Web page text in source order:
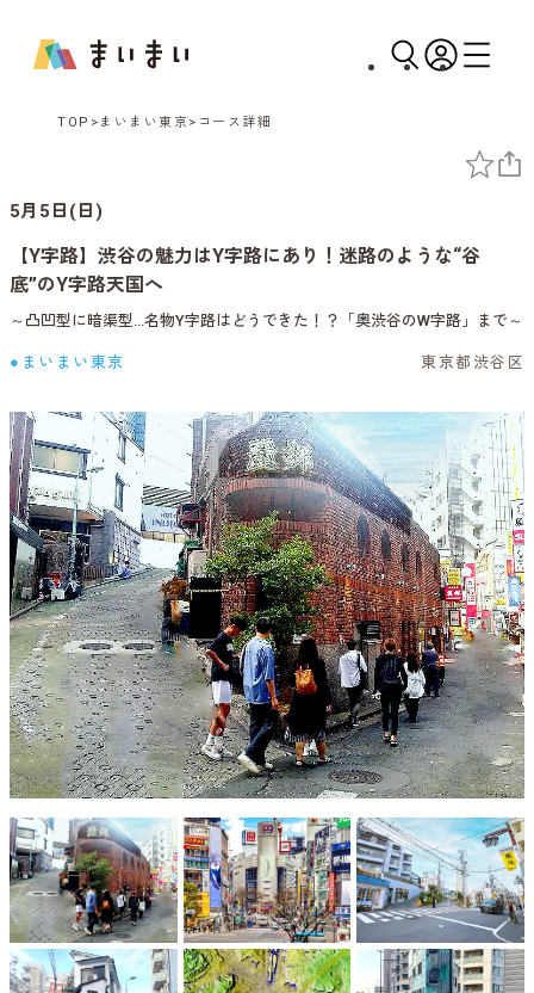
TOP まいまい東京 コース詳細
5月5日(日)
【Y字路】渋谷の魅力はY字路にあり！迷路のような“谷
底”のY字路天国へ
～凸凹型に暗渠型…名物Y字路はどうできた！？「奥渋谷のW字路」まで～
●まいまい東京 東京都渋谷区